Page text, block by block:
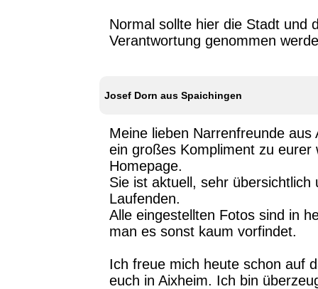
Normal sollte hier die Stadt und
Verantwortung genommen
Josef Dorn aus Spaichingen
Meine lieben Narrenfreunde aus
ein großes Kompliment zu eurer
Homepage.
Sie ist aktuell, sehr
Laufenden.
Alle eingestellten Fotos sind in
man es sonst kaum vorfindet.
Ich freue mich heute schon auf
euch in Aixheim. Ich bin